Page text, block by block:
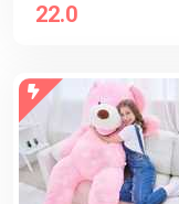
22.0